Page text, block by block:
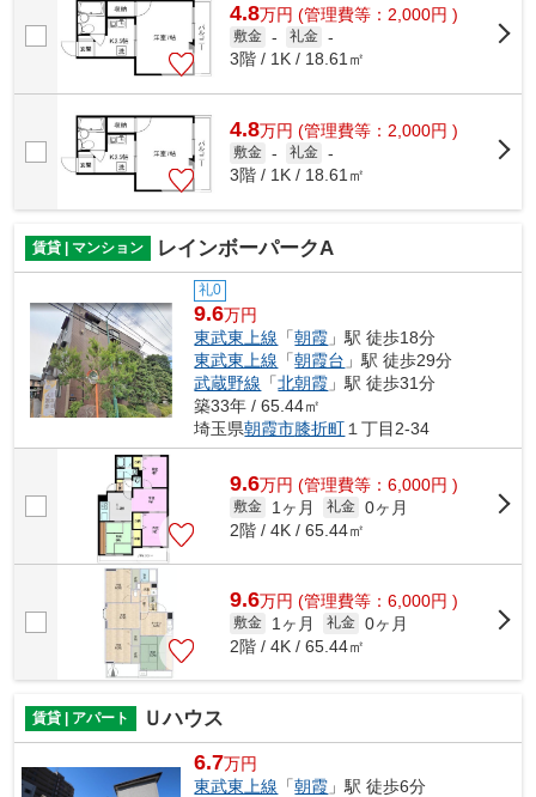
4.8万円 (管理費等：2,000円 )
敷金 - 礼金 -
3階 / 1K / 18.61㎡
4.8万円 (管理費等：2,000円 )
敷金 - 礼金 -
3階 / 1K / 18.61㎡
賃貸 | マンション レインボーパークA
礼0
9.6万円
東武東上線 「朝霞 」駅 徒歩18分
東武東上線 「朝霞台 」駅 徒歩29分
武蔵野線 「北朝霞 」駅 徒歩31分
築33年 / 65.44㎡
埼玉県朝霞市膝折町 １丁目2-34
9.6万円 (管理費等：6,000円 )
敷金 1ヶ月 礼金 0ヶ月
2階 / 4K / 65.44㎡
9.6万円 (管理費等：6,000円 )
敷金 1ヶ月 礼金 0ヶ月
2階 / 4K / 65.44㎡
賃貸 | アパート Ｕハウス
6.7万円
東武東上線 「朝霞 」駅 徒歩6分